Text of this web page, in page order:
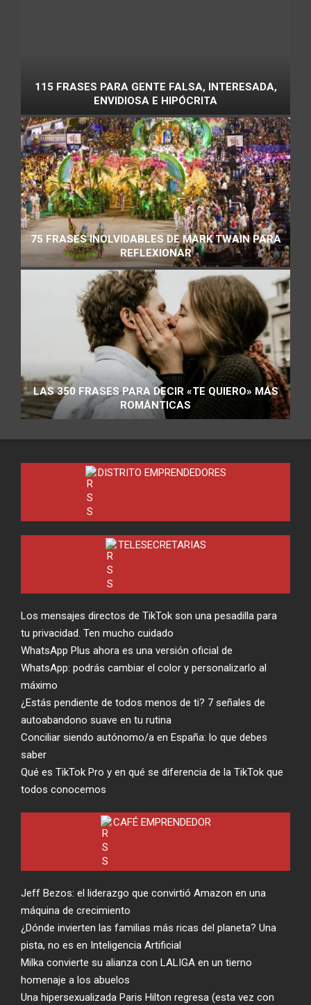
115 FRASES PARA GENTE FALSA, INTERESADA,
ENVIDIOSA E HIPÓCRITA
75 FRASES INOLVIDABLES DE MARK TWAIN PARA
REFLEXIONAR
LAS 350 FRASES PARA DECIR «TE QUIERO» MÁS
ROMÁNTICAS
DISTRITO EMPRENDEDORES
TELESECRETARIAS
Los mensajes directos de TikTok son una pesadilla para
tu privacidad. Ten mucho cuidado
WhatsApp Plus ahora es una versión oficial de
WhatsApp: podrás cambiar el color y personalizarlo al
máximo
¿Estás pendiente de todos menos de ti? 7 señales de
autoabandono suave en tu rutina
Conciliar siendo autónomo/a en España: lo que debes
saber
Qué es TikTok Pro y en qué se diferencia de la TikTok que
todos conocemos
CAFÉ EMPRENDEDOR
Jeff Bezos: el liderazgo que convirtió Amazon en una
máquina de crecimiento
¿Dónde invierten las familias más ricas del planeta? Una
pista, no es en Inteligencia Artificial
Milka convierte su alianza con LALIGA en un tierno
homenaje a los abuelos
Una hipersexualizada Paris Hilton regresa (esta vez con